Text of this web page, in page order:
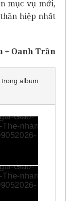
mục vụ mới,
hiệp nhất
+ Oanh Trần
album